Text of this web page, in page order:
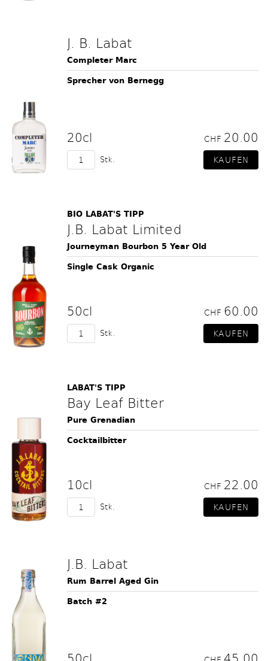
J. B. Labat
Completer Marc
Sprecher von Bernegg
20cl CHF 20.00
Stk.
BIO LABAT'S TIPP
J.B. Labat Limited
Journeyman Bourbon 5 Year Old
Single Cask Organic
50cl CHF 60.00
Stk.
LABAT'S TIPP
Bay Leaf Bitter
Pure Grenadian
Cocktailbitter
10cl CHF 22.00
Stk.
J.B. Labat
Rum Barrel Aged Gin
Batch #2